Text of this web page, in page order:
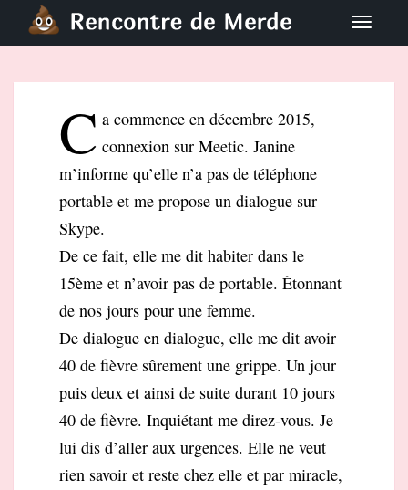
C a commence en décembre 2015,
connexion sur Meetic. Janine
m’informe qu’elle n’a pas de téléphone
portable et me propose un dialogue sur
Skype.
De ce fait, elle me dit habiter dans le
15ème et n’avoir pas de portable. Étonnant
de nos jours pour une femme.
De dialogue en dialogue, elle me dit avoir
40 de fièvre sûrement une grippe. Un jour
puis deux et ainsi de suite durant 10 jours
40 de fièvre. Inquiétant me direz-vous. Je
lui dis d’aller aux urgences. Elle ne veut
rien savoir et reste chez elle et par miracle,